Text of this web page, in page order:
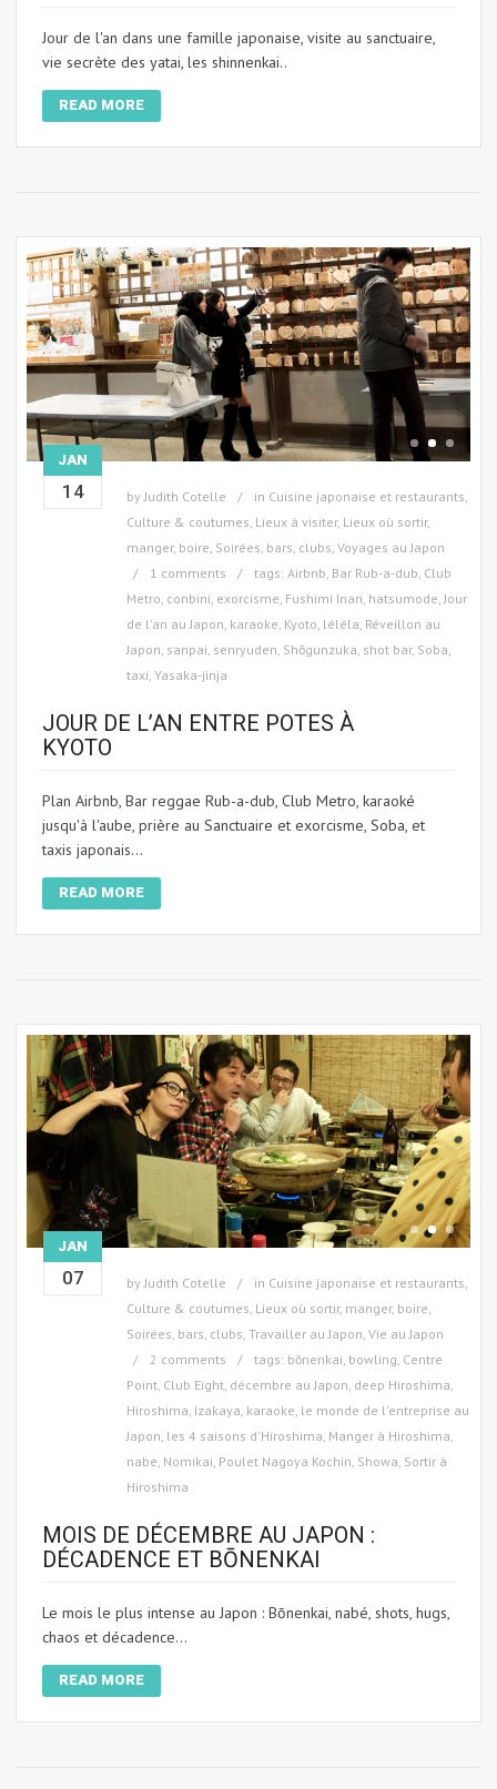
Jour de l'an dans une famille japonaise, visite au sanctuaire,
vie secrète des yatai, les shinnenkai..
READ MORE
JAN
14 by Judith Cotelle in Cuisine japonaise et restaurants
Culture & coutumes Lieux à visiter, Lieux où sortir,
manger, boire Soirées, bars, clubs Voyages au Japon
1 comments
tags: Airbnb Bar Rub-a-dub Club
Metro conbini exorcisme Fushimi Inari hatsumode Jour
de l'an au Japon karaoke Kyoto léléla Réveillon au
Japon sanpai senryuden Shōgunzuka shot bar, Soba
taxi Yasaka-jinja
JOUR DE L’AN ENTRE POTES À
KYOTO
Plan Airbnb, Bar reggae Rub-a-dub, Club Metro, karaoké
jusqu'à l'aube, prière au Sanctuaire et exorcisme, Soba, et
taxis japonais...
READ MORE
JAN
07 byJudith Cotelle in Cuisine japonaise et restaurants,
Culture & coutumes, Lieux où sortir, manger, boire,
Soirées, bars, clubs, Travailler au Japon, Vie au Japon
2 comments
tags: bōnenkai, bowling, Centre
Point, Club Eight, décembre au Japon, deep Hiroshima,
Hiroshima, Izakaya, karaoke, le monde de l'entreprise au
Japon, les 4 saisons d'Hiroshima, Manger à Hiroshima,
nabe, Nomikai, Poulet Nagoya Kochin, Showa, Sortir à
Hiroshima
MOIS DE DÉCEMBRE AU JAPON :
DÉCADENCE ET BŌNENKAI
Le mois le plus intense au Japon : Bōnenkai, nabé, shots, hugs,
chaos et décadence...
READ MORE